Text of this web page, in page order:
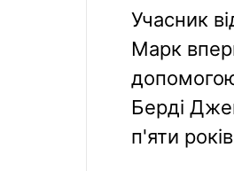
Учасник
Марк
Берді
п'яти